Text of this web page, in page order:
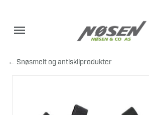
← Snøsmelt og antiskliprodukter